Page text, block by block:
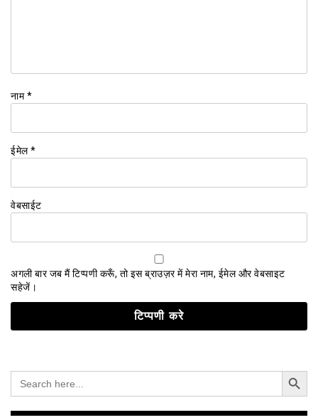
नाम*
ईमेल*
वेबसाईट
अगली बार जब मैं टिप्पणी करूँ, तो इस ब्राउज़र में मेरा नाम, ईमेल और वेबसाइट
सहेजें।
Search
for:
Search Button